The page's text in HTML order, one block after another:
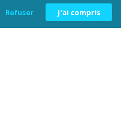
Refuser J'ai compris